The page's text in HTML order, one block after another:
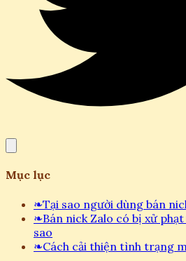
Mục lục
❧Tại sao người dùng bán
❧Bán nick Zalo có bị xử
sao
❧Cách cải thiện tình trạng